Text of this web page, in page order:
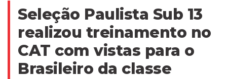
Seleção Paulista Sub 13
realizou treinamento no
CAT com vistas para o
Brasileiro da classe